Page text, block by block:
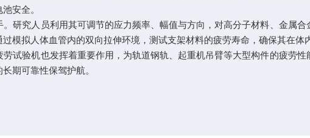
安全。​
究人员利用其可调节的应力频率、幅值与方向，对高分子材料、金属合
模拟人体血管内的双向拉伸环境，测试支架材料的疲劳寿命，确保其在体
验机也发挥着重要作用，为轨道钢轨、起重机吊臂等大型构件的疲劳性
期可靠性保驾护航。